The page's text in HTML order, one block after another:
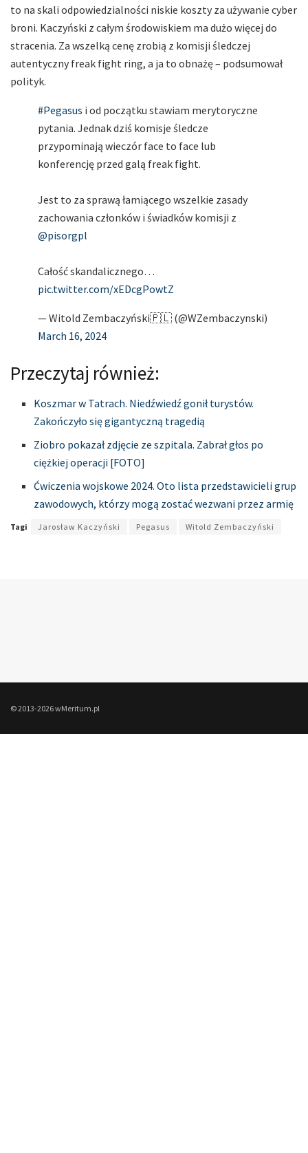
to na skali odpowiedzialności niskie koszty za używanie cyber
broni. Kaczyński z całym środowiskiem ma dużo więcej do
stracenia. Za wszelką cenę zrobią z komisji śledczej
autentyczny freak fight ring, a ja to obnażę – podsumował
polityk.
#Pegasus i od początku stawiam merytoryczne
pytania. Jednak dziś komisje śledcze
przypominają wieczór face to face lub
konferencję przed galą freak fight.
Jest to za sprawą łamiącego wszelkie zasady
zachowania członków i świadków komisji z
@pisorgpl
Całość skandalicznego…
pic.twitter.com/xEDcgPowtZ
— Witold Zembaczyński🇵🇱 (@WZembaczynski)
March 16, 2024
Przeczytaj również:
Koszmar w Tatrach. Niedźwiedź gonił turystów.
Zakończyło się gigantyczną tragedią
Ziobro pokazał zdjęcie ze szpitala. Zabrał głos po
ciężkiej operacji [FOTO]
Ćwiczenia wojskowe 2024. Oto lista przedstawicieli grup
zawodowych, którzy mogą zostać wezwani przez armię
Tagi Jarosław Kaczyński Pegasus Witold Zembaczyński
© 2013-2026 wMeritum.pl